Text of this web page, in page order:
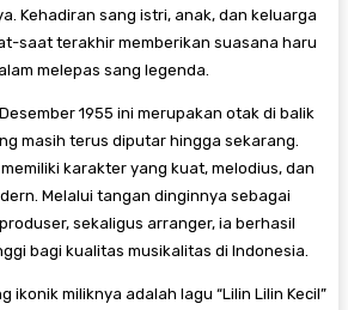
Kehadiran sang istri, anak, dan keluarga
saat terakhir memberikan suasana haru
melepas sang legenda.
1955 ini merupakan otak di balik
masih terus diputar hingga sekarang.
karakter yang kuat, melodius, dan
Melalui tangan dinginnya sebagai
sekaligus arranger, ia berhasil
bagi kualitas musikalitas di Indonesia.
ikonik miliknya adalah lagu “Lilin Lilin Kecil”